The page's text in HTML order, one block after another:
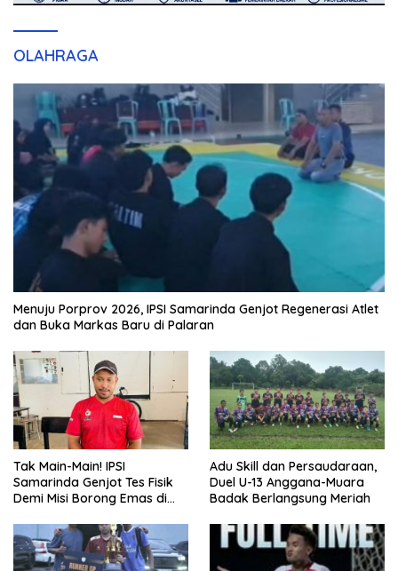
OLAHRAGA
Menuju Porprov 2026, IPSI Samarinda Genjot Regenerasi Atlet
dan Buka Markas Baru di Palaran
Tak Main-Main! IPSI
Samarinda Genjot Tes Fisik
Demi Misi Borong Emas di
Adu Skill dan Persaudaraan,
Duel U-13 Anggana-Muara
Badak Berlangsung Meriah